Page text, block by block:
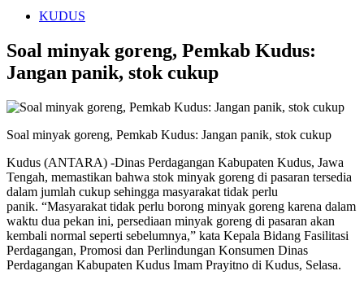
KUDUS
Soal minyak goreng, Pemkab Kudus:
Jangan panik, stok cukup
Soal minyak goreng, Pemkab Kudus: Jangan panik, stok cukup
Kudus (ANTARA) -Dinas Perdagangan Kabupaten Kudus, Jawa
Tengah, memastikan bahwa stok minyak goreng di pasaran tersedia
dalam jumlah cukup sehingga masyarakat tidak perlu
panik. “Masyarakat tidak perlu borong minyak goreng karena dalam
waktu dua pekan ini, persediaan minyak goreng di pasaran akan
kembali normal seperti sebelumnya,” kata Kepala Bidang Fasilitasi
Perdagangan, Promosi dan Perlindungan Konsumen Dinas
Perdagangan Kabupaten Kudus Imam Prayitno di Kudus, Selasa.